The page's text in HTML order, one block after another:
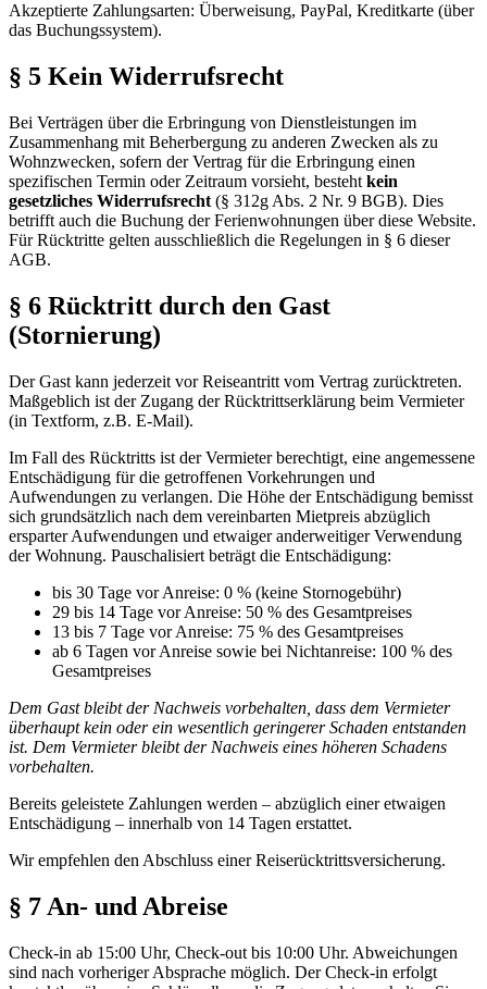
Akzeptierte Zahlungsarten: Überweisung, PayPal, Kreditkarte (über
das Buchungssystem).
§ 5 Kein Widerrufsrecht
Bei Verträgen über die Erbringung von Dienstleistungen im
Zusammenhang mit Beherbergung zu anderen Zwecken als zu
Wohnzwecken, sofern der Vertrag für die Erbringung einen
spezifischen Termin oder Zeitraum vorsieht, besteht kein
gesetzliches Widerrufsrecht (§ 312g Abs. 2 Nr. 9 BGB). Dies
betrifft auch die Buchung der Ferienwohnungen über diese Website.
Für Rücktritte gelten ausschließlich die Regelungen in § 6 dieser
AGB.
§ 6 Rücktritt durch den Gast
(Stornierung)
Der Gast kann jederzeit vor Reiseantritt vom Vertrag zurücktreten.
Maßgeblich ist der Zugang der Rücktrittserklärung beim Vermieter
(in Textform, z.B. E-Mail).
Im Fall des Rücktritts ist der Vermieter berechtigt, eine angemessene
Entschädigung für die getroffenen Vorkehrungen und
Aufwendungen zu verlangen. Die Höhe der Entschädigung bemisst
sich grundsätzlich nach dem vereinbarten Mietpreis abzüglich
ersparter Aufwendungen und etwaiger anderweitiger Verwendung
der Wohnung. Pauschalisiert beträgt die Entschädigung:
bis 30 Tage vor Anreise: 0 % (keine Stornogebühr)
29 bis 14 Tage vor Anreise: 50 % des Gesamtpreises
13 bis 7 Tage vor Anreise: 75 % des Gesamtpreises
ab 6 Tagen vor Anreise sowie bei Nichtanreise: 100 % des
Gesamtpreises
Dem Gast bleibt der Nachweis vorbehalten, dass dem Vermieter
überhaupt kein oder ein wesentlich geringerer Schaden entstanden
ist. Dem Vermieter bleibt der Nachweis eines höheren Schadens
vorbehalten.
Bereits geleistete Zahlungen werden – abzüglich einer etwaigen
Entschädigung – innerhalb von 14 Tagen erstattet.
Wir empfehlen den Abschluss einer Reiserücktrittsversicherung.
§ 7 An- und Abreise
Check-in ab 15:00 Uhr, Check-out bis 10:00 Uhr. Abweichungen
sind nach vorheriger Absprache möglich. Der Check-in erfolgt